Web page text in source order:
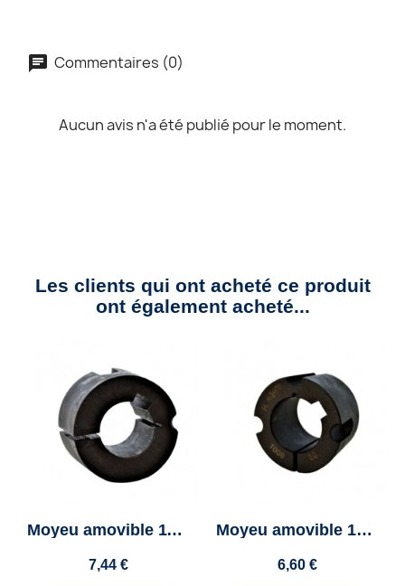
Commentaires (0)
Aucun avis n'a été publié pour le moment.
Les clients qui ont acheté ce produit
ont également acheté...
Moyeu amovible 1108 diamètre 19mm - "Taper lock 1108" - Clavette 6x2.8mm
7,44 €
Moyeu amovible 1008 diamètre 19mm - "Taper lock 1008" - Clavette 6x2.8mm
6,60 €